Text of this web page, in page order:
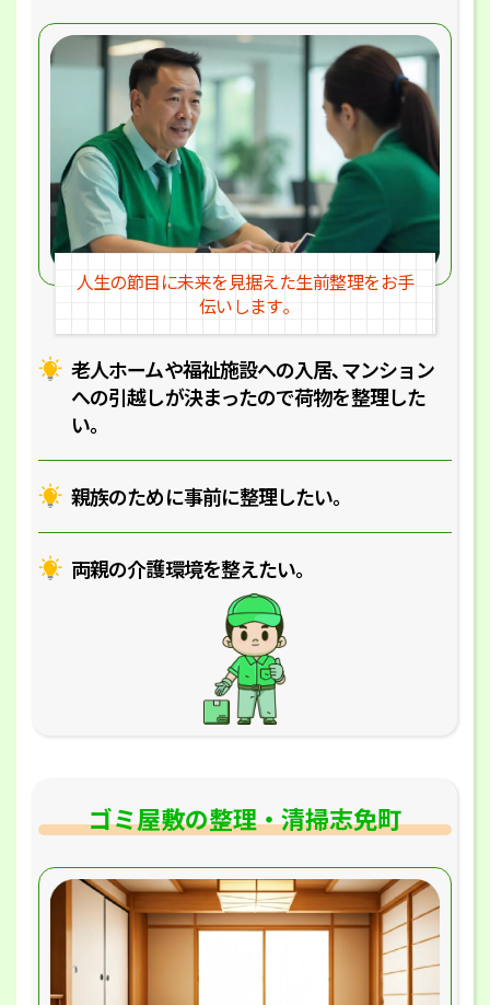
老人ホームや福祉施設への入居､マンション
への引越しが決まったので荷物を整理した
い｡
親族のために事前に整理したい｡
両親の介護環境を整えたい｡
人生の節目に未来を見据えた生前整理をお手
伝いします｡
ゴミ屋敷の整理・清掃志免町